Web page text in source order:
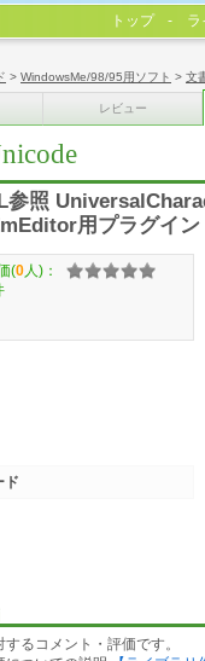
> WindowsMe/98/95用ソフト > 文
レビュー
参照
用プラグイン
するコメント・評価です。
(0 人)：
ド
トップ ラ